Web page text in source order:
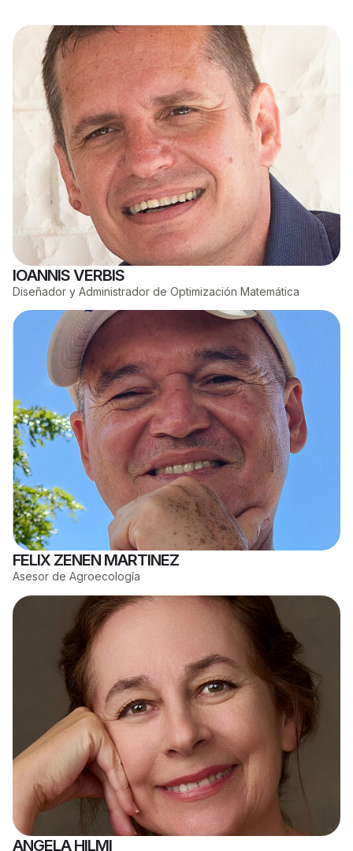
IOANNIS VERBIS
Diseñador y Administrador de Optimización Matemática
FELIX ZENEN MARTINEZ
Asesor de Agroecología
ANGELA HILMI